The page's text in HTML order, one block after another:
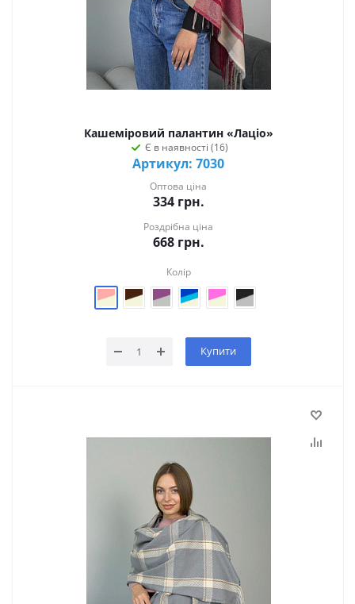
Кашеміровий палантин «Лаціо»
Є в наявності (16)
Артикул: 7030
Оптова ціна
334грн.
Роздрібна ціна
668грн.
Колір
Купити